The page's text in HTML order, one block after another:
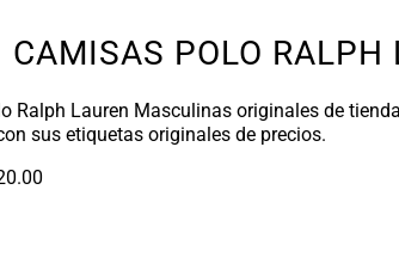
CAMISAS POLO
Ralph Lauren Masculinas originales de
sus etiquetas originales de precios.